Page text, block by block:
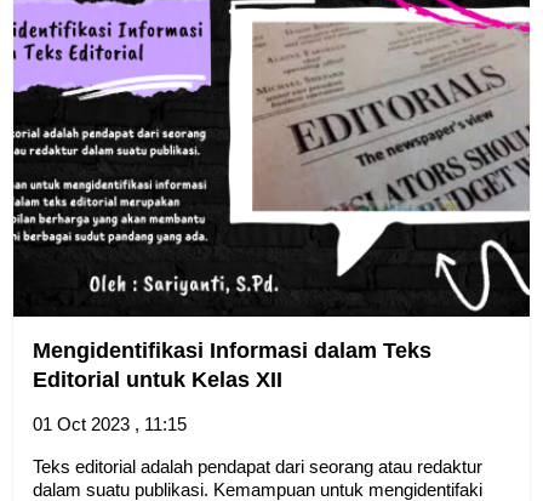
Mengidentifikasi Informasi dalam Teks
Editorial untuk Kelas XII
01 Oct 2023 , 11:15
Teks editorial adalah pendapat dari seorang atau redaktur
dalam suatu publikasi. Kemampuan untuk mengidentifaki